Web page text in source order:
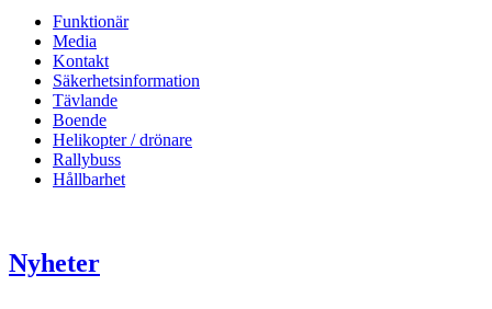
Funktionär
Media
Kontakt
Säkerhetsinformation
Tävlande
Boende
Helikopter / drönare
Rallybuss
Hållbarhet
Nyheter